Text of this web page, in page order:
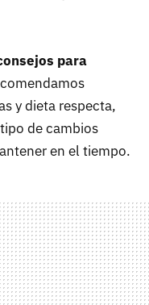
para
y dieta respecta,
de cambios
en el tiempo.